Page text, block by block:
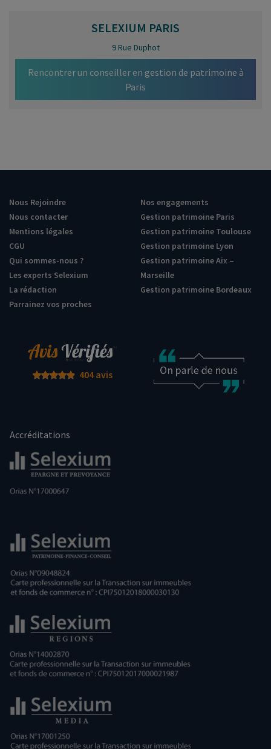
SELEXIUM PARIS
9 Rue Duphot
Rencontrer un conseiller en gestion de patrimoine à
Paris
Nous Rejoindre
Nous contacter
Mentions légales
CGU
Qui sommes-nous ?
Les experts Selexium
La rédaction
Parrainez vos proches
Nos engagements
Gestion patrimoine Paris
Gestion patrimoine Toulouse
Gestion patrimoine Lyon
Gestion patrimoine Aix –
Marseille
Gestion patrimoine Bordeaux
404 avis
Accréditations